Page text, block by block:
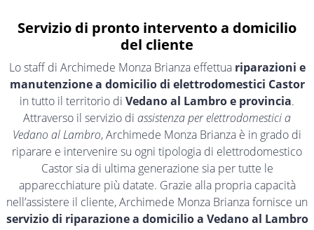
Servizio di pronto intervento a domicilio
del cliente
Lo staff di Archimede Monza Brianza effettua riparazioni e
manutenzione a domicilio di elettrodomestici Castor
in tutto il territorio di Vedano al Lambro e provincia.
Attraverso il servizio di assistenza per elettrodomestici a
Vedano al Lambro, Archimede Monza Brianza è in grado di
riparare e intervenire su ogni tipologia di elettrodomestico
Castor sia di ultima generazione sia per tutte le
apparecchiature più datate. Grazie alla propria capacità
nell’assistere il cliente, Archimede Monza Brianza fornisce un
servizio di riparazione a domicilio a Vedano al Lambro